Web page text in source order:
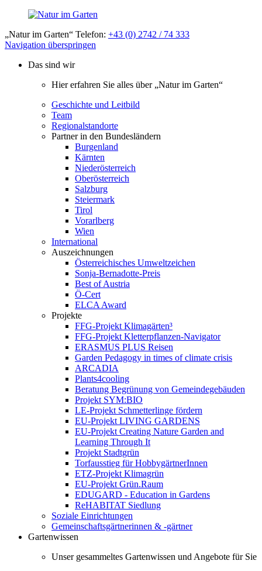
„Natur im Garten“ Telefon: +43 (0) 2742 / 74 333
Navigation überspringen
Das sind wir
Hier erfahren Sie alles über „Natur im Garten“
Geschichte und Leitbild
Team
Regionalstandorte
Partner in den Bundesländern
Burgenland
Kärnten
Niederösterreich
Oberösterreich
Salzburg
Steiermark
Tirol
Vorarlberg
Wien
International
Auszeichnungen
Österreichisches Umweltzeichen
Sonja-Bernadotte-Preis
Best of Austria
Ö-Cert
ELCA Award
Projekte
FFG-Projekt Klimagärten³
FFG-Projekt Kletterpflanzen-Navigator
ERASMUS PLUS Reisen
Garden Pedagogy in times of climate crisis
ARCADIA
Plants4cooling
Beratung Begrünung von Gemeindegebäuden
Projekt SYM:BIO
LE-Projekt Schmetterlinge fördern
EU-Projekt LIVING GARDENS
EU-Projekt Creating Nature Garden and
Learning Through It
Projekt Stadtgrün
Torfausstieg für HobbygärtnerInnen
ETZ-Projekt Klimagrün
EU-Projekt Grün.Raum
EDUGARD - Education in Gardens
ReHABITAT Siedlung
Soziale Einrichtungen
Gemeinschaftsgärtnerinnen & -gärtner
Gartenwissen
Unser gesammeltes Gartenwissen und Angebote für Sie